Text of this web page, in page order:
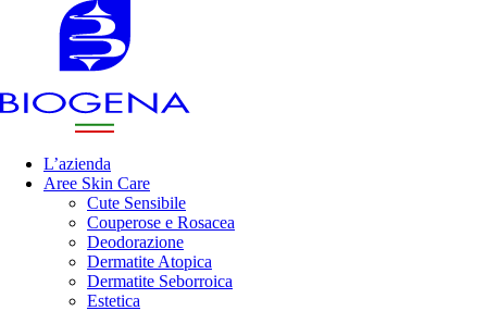
L’azienda
Aree Skin Care
Cute Sensibile
Couperose e Rosacea
Deodorazione
Dermatite Atopica
Dermatite Seborroica
Estetica